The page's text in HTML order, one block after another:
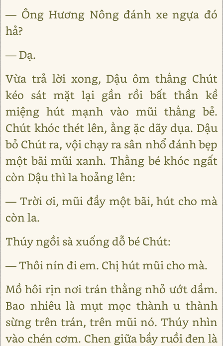
— Ông Hương Nông đánh xe ngựa đó
hả?
— Dạ.
Vừa trả lời xong, Dậu ôm thằng Chút
kéo sát mặt lại gần rồi bất thần kề
miệng hút mạnh vào mũi thằng bẻ.
Chút khóc thét lên, ằng ặc dãy dụa. Dậu
bỏ Chút ra, vội chạy ra sân nhổ đánh bẹp
một bãi mũi xanh. Thằng bé khóc ngất
còn Dậu thì la hoảng lên:
— Trời ơi, mũi đầy một bãi, hút cho mà
còn la.
Thúy ngồi sà xuống dỗ bé Chút:
— Thôi nín đi em. Chị hút mũi cho mà.
Mồ hôi rịn nơi trán thằng nhỏ ướt dầm.
Bao nhiêu là mụt mọc thành u thành
sừng trên trán, trên mũi nó. Thúy nhìn
vào chén cơm. Chen giữa bầy ruồi đen là